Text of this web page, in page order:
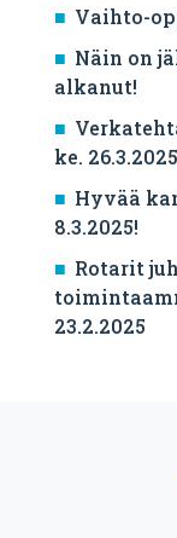
Vaihto-
Näin on
alkanut!
ke. 26.3.2025
Hyvää
8.3.2025!
Rotarit
23.2.2025